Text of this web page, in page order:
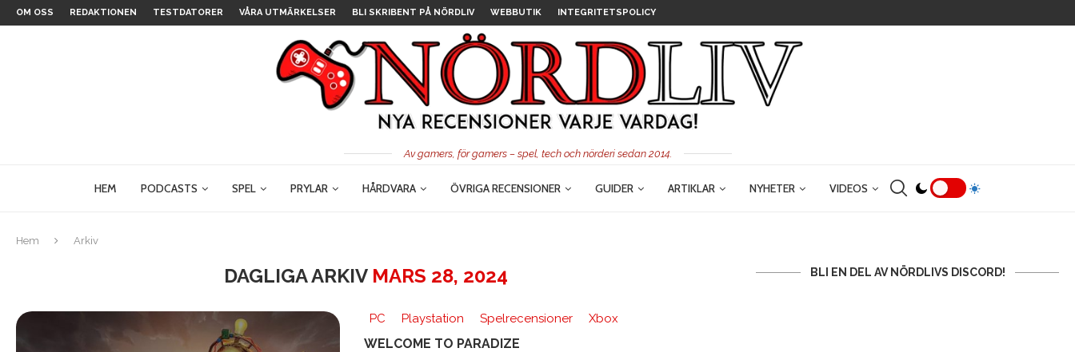
OM OSS REDAKTIONEN TESTDATORER VÅRA UTMÄRKELSER BLI SKRIBENT PÅ NÖRDLIV WEBBUTIK INTEGRITETSPOLICY
Av gamers, för gamers – spel, tech och nörderi sedan 2014.
HEM PODCASTS SPEL PRYLAR HÅRDVARA ÖVRIGA RECENSIONER GUIDER ARTIKLAR NYHETER VIDEOS
Hem Arkiv
DAGLIGA ARKIV MARS 28, 2024
PC Playstation Spelrecensioner Xbox
WELCOME TO PARADIZE
BLI EN DEL AV NÖRDLIVS DISCORD!